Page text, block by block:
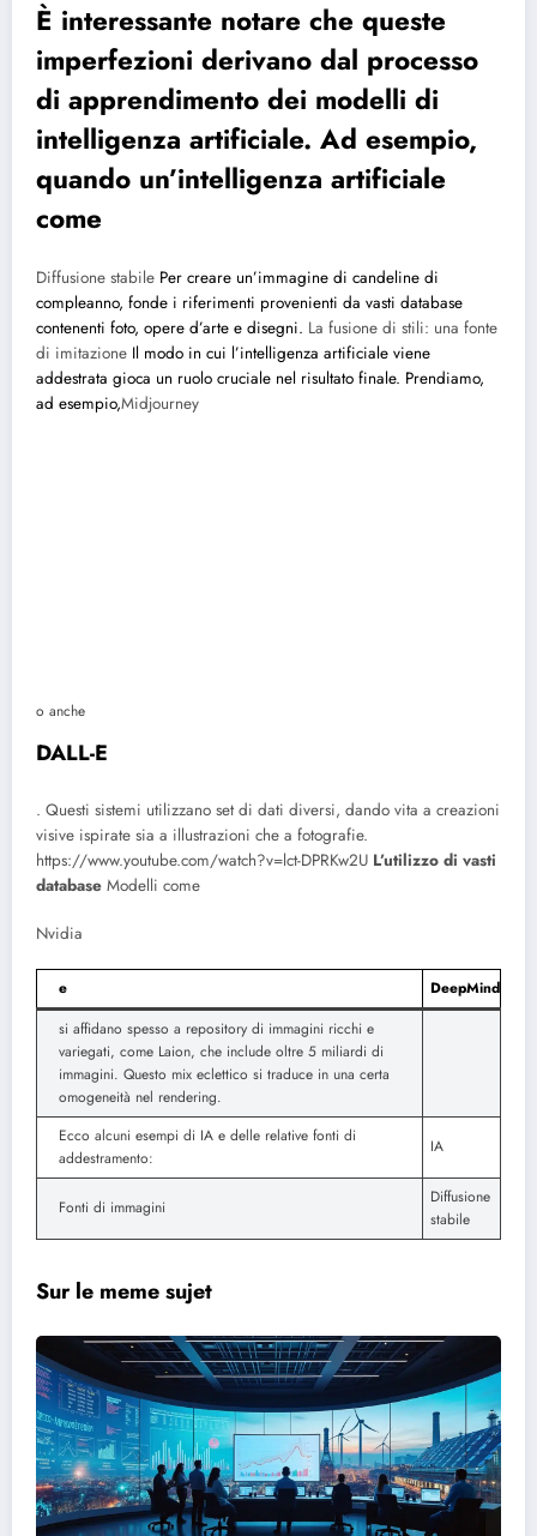
È interessante notare che queste
imperfezioni derivano dal processo
di apprendimento dei modelli di
intelligenza artificiale. Ad esempio,
quando un’intelligenza artificiale
come
Diffusione stabile Per creare un’immagine di candeline di
compleanno, fonde i riferimenti provenienti da vasti database
contenenti foto, opere d’arte e disegni. La fusione di stili: una fonte
di imitazione Il modo in cui l’intelligenza artificiale viene
addestrata gioca un ruolo cruciale nel risultato finale. Prendiamo,
ad esempio,Midjourney
o anche
DALL-E
. Questi sistemi utilizzano set di dati diversi, dando vita a creazioni
visive ispirate sia a illustrazioni che a fotografie.
https://www.youtube.com/watch?v=lct-DPRKw2U L’utilizzo di vasti
database Modelli come
Nvidia
e
DeepMind
si affidano spesso a repository di immagini ricchi e
variegati, come Laion, che include oltre 5 miliardi di
immagini. Questo mix eclettico si traduce in una certa
omogeneità nel rendering.
Ecco alcuni esempi di IA e delle relative fonti di
addestramento:
IA
Fonti di immagini
Diffusione
stabile
Sur le meme sujet